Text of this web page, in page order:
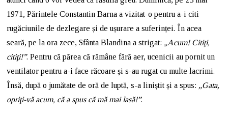
1971, Părintele Constantin Barna a vizitat-o pentru a-i citi
rugăciunile de dezlegare și de ușurare a suferinței. În acea
seară, pe la ora zece, Sfânta Blandina a strigat: „Acum! Citiţi,
citiţi!”. Pentru că părea că rămâne fără aer, ucenicii au pornit un
ventilator pentru a-i face răcoare și s-au rugat cu multe lacrimi.
Însă, după o jumătate de oră de luptă, s-a liniștit și a spus: „Gata,
opriţi-vă acum, că a spus că mă mai lasă!”.